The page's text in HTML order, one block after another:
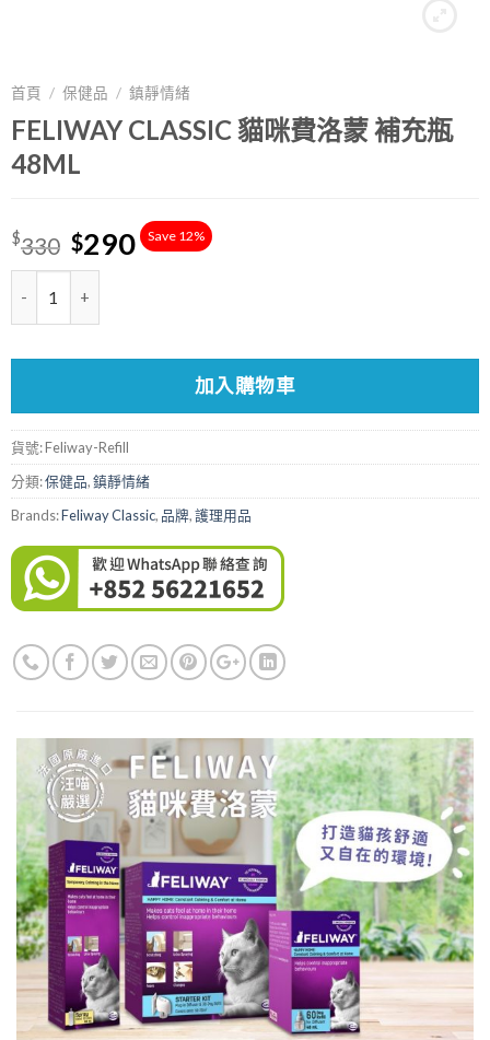
首頁 / 保健品 / 鎮靜情緒
FELIWAY CLASSIC 貓咪費洛蒙 補充瓶
48ML
$330 $290 Save 12%
加入購物車
貨號:Feliway-Refill
分類:保健品,鎮靜情緒
Brands:Feliway Classic, 品牌,護理用品